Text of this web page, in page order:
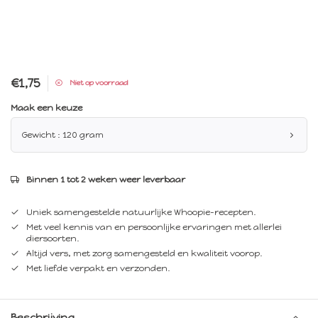
€1,75 Niet op voorraad
Maak een keuze
Gewicht : 120 gram
Binnen 1 tot 2 weken weer leverbaar
Uniek samengestelde natuurlijke Whoopie-recepten.
Met veel kennis van en persoonlijke ervaringen met allerlei
diersoorten.
Altijd vers, met zorg samengesteld en kwaliteit voorop.
Met liefde verpakt en verzonden.